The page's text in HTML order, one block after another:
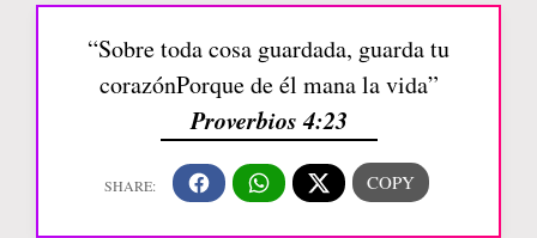
“Sobre toda cosa guardada, guarda tu
corazónPorque de él mana la vida”
Proverbios 4:23